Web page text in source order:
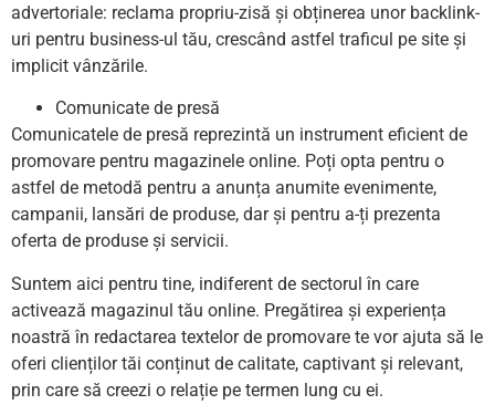
advertoriale: reclama propriu-zisă și obținerea unor backlink-
uri pentru business-ul tău, crescând astfel traficul pe site și
implicit vânzările.
Comunicate de presă
Comunicatele de presă reprezintă un instrument eficient de
promovare pentru magazinele online. Poți opta pentru o
astfel de metodă pentru a anunța anumite evenimente,
campanii, lansări de produse, dar și pentru a-ți prezenta
oferta de produse și servicii.
Suntem aici pentru tine, indiferent de sectorul în care
activează magazinul tău online. Pregătirea și experiența
noastră în redactarea textelor de promovare te vor ajuta să le
oferi clienților tăi conținut de calitate, captivant și relevant,
prin care să creezi o relație pe termen lung cu ei.